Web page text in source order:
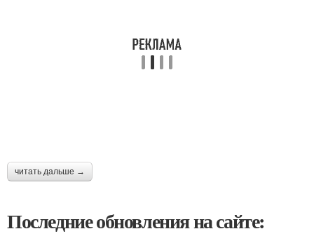
читать дальше →
Последние обновления на сайте: